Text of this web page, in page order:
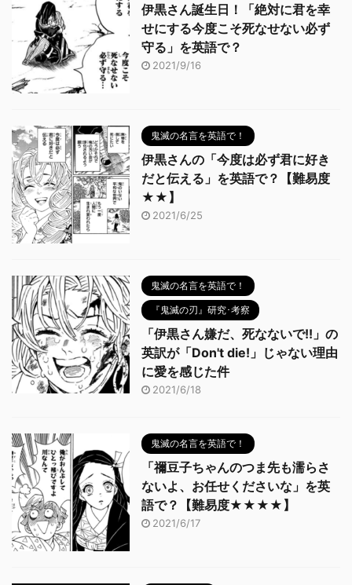
伊黒さん誕生日！「絶対に君を幸
せにする今度こそ死なせない必ず
守る」を英語で？
2021/9/16
鬼滅の名言を英語で！
伊黒さんの「今度は必ず君に好き
だと伝える」を英語で？【難易度
★★】
2021/6/25
鬼滅の名言を英語で！
『鬼滅の刃』研究･考察
「伊黒さん嫌だ、死なないで!!」の
英訳が「Don't die!」じゃない理由
に愛を感じた件
2021/6/18
鬼滅の名言を英語で！
「禰豆子ちゃんのつま先も濡らさ
ないよ、お任せくださいな」を英
語で？【難易度★★★★】
2021/6/17